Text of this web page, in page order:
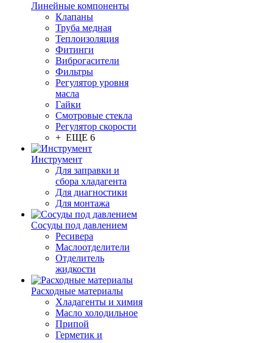
Линейные компоненты
Клапаны
Труба медная
Теплоизоляция
Фитинги
Виброгасители
Фильтры
Регулятор уровня
масла
Гайки
Смотровые стекла
Регулятор скорости
+ ЕЩЕ 6
Инструмент
Для заправки и
сбора хладагента
Для диагностики
Для монтажа
Сосуды под давлением
Ресивера
Маслоотделители
Отделитель
жидкости
Расходные материалы
Хладагенты и химия
Масло холодильное
Припой
Герметик и